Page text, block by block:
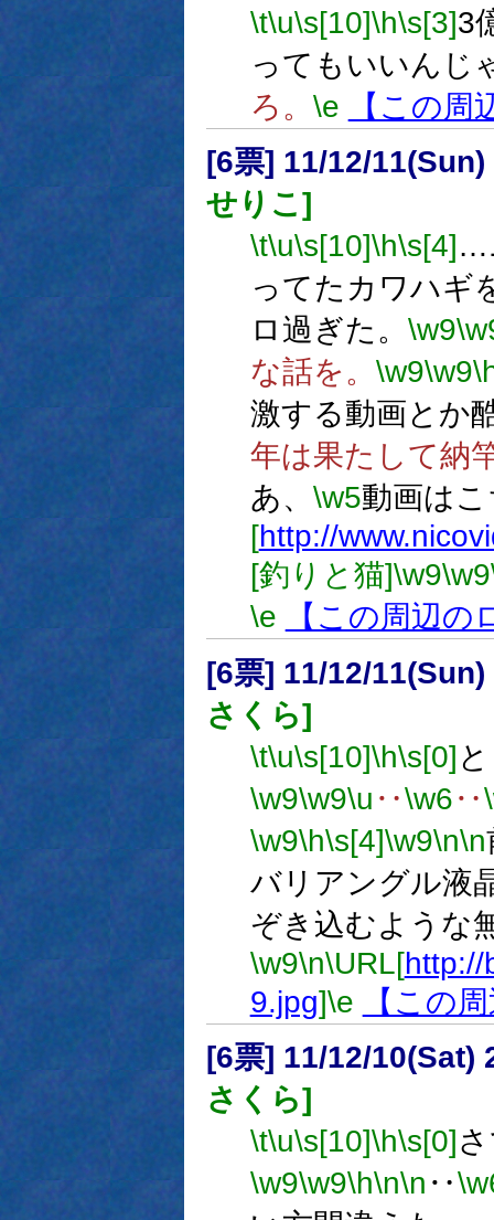
\t\u\s[10]\h\s[3]3
ってもいいんじ
ろ。 \e
【この周
[6票] 11/12/
せりこ]
\t\u\s[10]\h\s[4] …
ってたカワハギ
ロ過ぎた。 \w9
な話を。 \w9\w9
激する動画とか
年は果たして納
あ、 \w5動画は
[http://
[釣りと猫]\w9\w9
\e
【この周辺の
[6票] 11/12/
さくら]
\t\u\s[10]\h\s[0]
\w9\w9\u ‥\w6‥
\w9\h\s[4]\w9\n\n
バリアングル液
ぞき込むような
\w9\n\URL[http://
9.jpg]\e
【この
[6票] 11/12/10(Sat)
さくら]
\t\u\s[10]\h\s[0]
\w9\w9\h\n\n ‥